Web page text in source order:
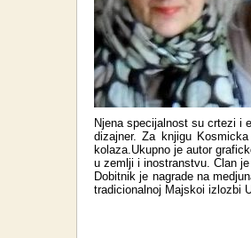
Njena specijalnost su crtezi i
dizajner. Za knjigu
kolaza.Ukupno je autor
u zemlji i inostranstvu. Clan
Dobitnik je nagrade na
tradicionalnoj Majskoi izlozbi